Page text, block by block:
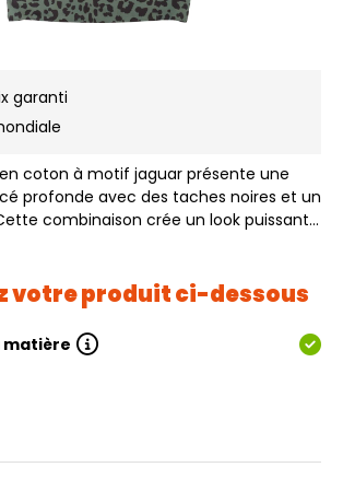
garanti
coton à motif jaguar présente une
profonde avec des taches noires et un
combinaison crée un look puissant
touche de jungle. La qualité solide
votre produit ci-dessous
matière